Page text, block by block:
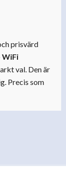
prisvärd
WiFi
val. Den är
Precis som